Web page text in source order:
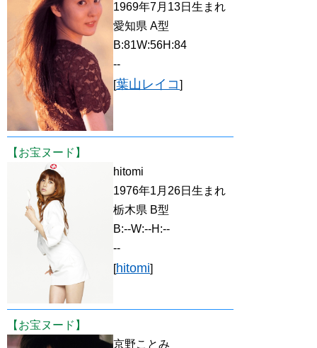
1969年7月13日生まれ
愛知県 A型
B:81W:56H:84
--
[葉山レイコ]
【お宝ヌード】
hitomi
1976年1月26日生まれ
栃木県 B型
B:--W:--H:--
--
[hitomi]
【お宝ヌード】
京野ことみ